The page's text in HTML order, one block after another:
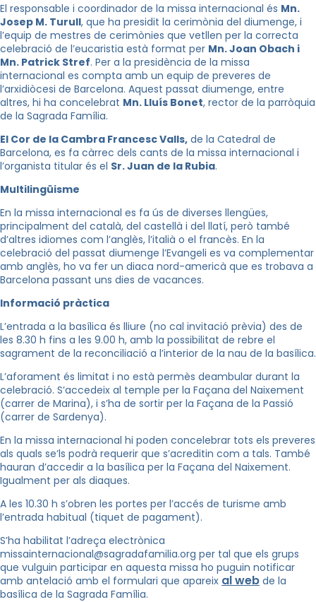
El responsable i coordinador de la missa internacional és Mn.
Josep M. Turull, que ha presidit la cerimònia del diumenge, i
l’equip de mestres de cerimònies que vetllen per la correcta
celebració de l’eucaristia està format per Mn. Joan Obach i
Mn. Patrick Stref. Per a la presidència de la missa
internacional es compta amb un equip de preveres de
l’arxidiòcesi de Barcelona. Aquest passat diumenge, entre
altres, hi ha concelebrat Mn. Lluís Bonet, rector de la parròquia
de la Sagrada Família.
El Cor de la Cambra Francesc Valls, de la Catedral de
Barcelona, es fa càrrec dels cants de la missa internacional i
l’organista titular és el Sr. Juan de la Rubia.
Multilingüisme
En la missa internacional es fa ús de diverses llengües,
principalment del català, del castellà i del llatí, però també
d’altres idiomes com l’anglès, l’italià o el francès. En la
celebració del passat diumenge l’Evangeli es va complementar
amb anglès, ho va fer un diaca nord-americà que es trobava a
Barcelona passant uns dies de vacances.
Informació pràctica
L’entrada a la basílica és lliure (no cal invitació prèvia) des de
les 8.30 h fins a les 9.00 h, amb la possibilitat de rebre el
sagrament de la reconciliació a l’interior de la nau de la basílica.
L’aforament és limitat i no està permès deambular durant la
celebració. S’accedeix al temple per la Façana del Naixement
(carrer de Marina), i s’ha de sortir per la Façana de la Passió
(carrer de Sardenya).
En la missa internacional hi poden concelebrar tots els preveres
als quals se’ls podrà requerir que s’acreditin com a tals. També
hauran d’accedir a la basílica per la Façana del Naixement.
Igualment per als diaques.
A les 10.30 h s’obren les portes per l’accés de turisme amb
l’entrada habitual (tiquet de pagament).
S’ha habilitat l’adreça electrònica
missainternacional@sagradafamilia.org per tal que els grups
que vulguin participar en aquesta missa ho puguin notificar
amb antelació amb el formulari que apareix al web de la
basílica de la Sagrada Família.